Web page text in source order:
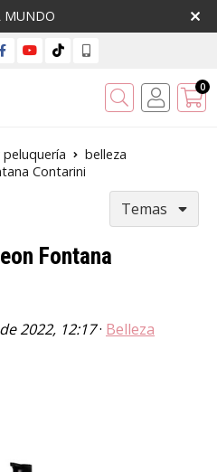
MUNDO
Buscar 0
belleza
Contarini
Temas
Fontana
2022, 12:17· Belleza